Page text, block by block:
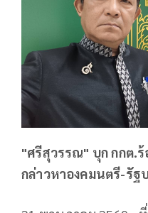
"ศรีสุวรรณ" บุก กกต.
กล่าวหาองคมนตรี-รัฐ